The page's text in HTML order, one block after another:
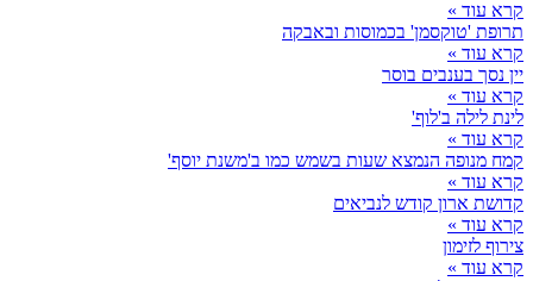
קרא עוד »
תרופת 'טוקסמן' בכמוסות ובאבקה
קרא עוד »
יין נסך בענבים בוסר
קרא עוד »
לינת לילה ב'לוף'
קרא עוד »
קמח מנופה הנמצא שעות בשמש כמו ב'משנת יוסף'
קרא עוד »
קדושת ארון קודש לנביאים
קרא עוד »
צירוף לזימון
קרא עוד »